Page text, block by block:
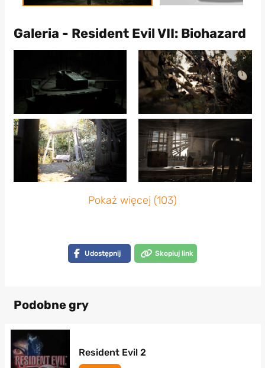
Galeria - Resident Evil VII: Biohazard
Pokaż więcej (103)
Udostępnij Skopiuj link
Podobne gry
Resident Evil 2